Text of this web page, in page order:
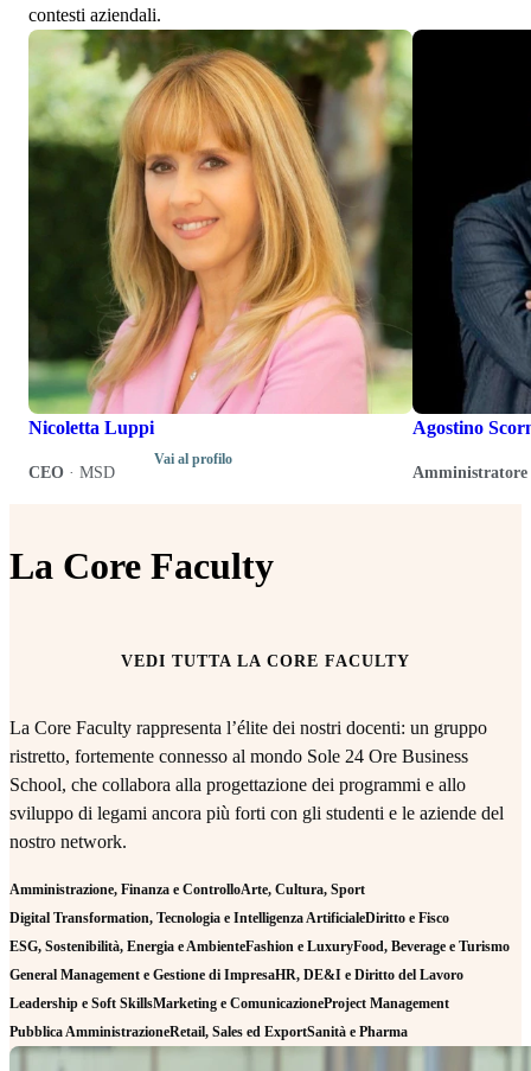
contesti aziendali.
Nicoletta Luppi
CEO · MSD
Vai al profilo
Agostino
Amministratore
La Core Faculty
VEDI TUTTA LA CORE FACULTY
La Core Faculty rappresenta l’élite dei nostri docenti: un gruppo
ristretto, fortemente connesso al mondo Sole 24 Ore Business
School, che collabora alla progettazione dei programmi e allo
sviluppo di legami ancora più forti con gli studenti e le aziende del
nostro network.
Amministrazione, Finanza e ControlloArte, Cultura, Sport
Digital Transformation, Tecnologia e Intelligenza ArtificialeDiritto e Fisco
ESG, Sostenibilità, Energia e AmbienteFashion e LuxuryFood, Beverage e Turismo
General Management e Gestione di ImpresaHR, DE&I e Diritto del Lavoro
Leadership e Soft SkillsMarketing e ComunicazioneProject Management
Pubblica AmministrazioneRetail, Sales ed ExportSanità e Pharma